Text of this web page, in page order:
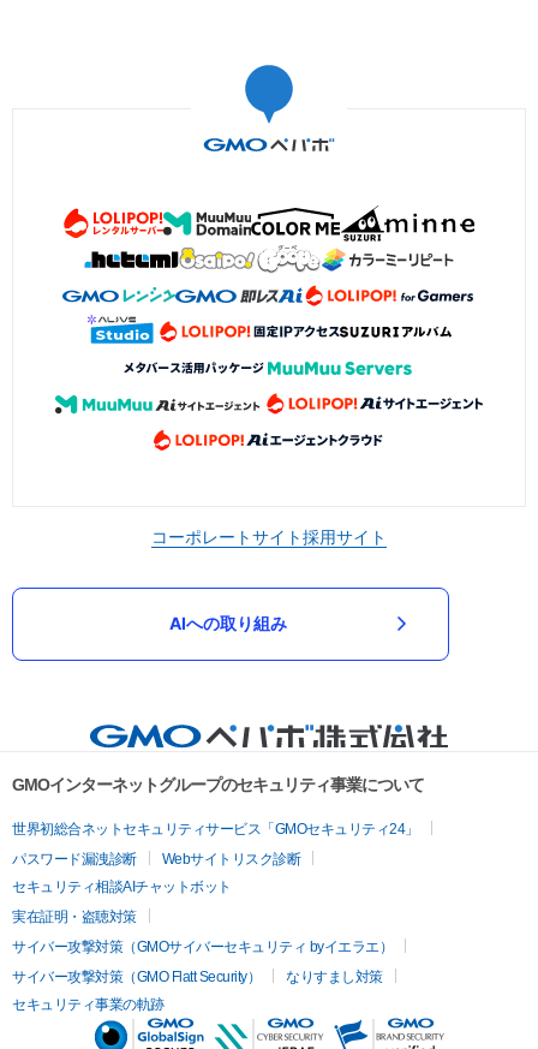
コーポレートサイト採用サイト
AIへの取り組み
GMOインターネットグループのセキュリティ事業について
世界初総合ネットセキュリティサービス「GMOセキュリティ24」
パスワード漏洩診断
Webサイトリスク診断
セキュリティ相談AIチャットボット
実在証明・盗聴対策
サイバー攻撃対策（GMOサイバーセキュリティ byイエラエ）
サイバー攻撃対策（GMO Flatt Security）
なりすまし対策
セキュリティ事業の軌跡